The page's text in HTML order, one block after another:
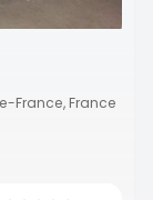
France, France